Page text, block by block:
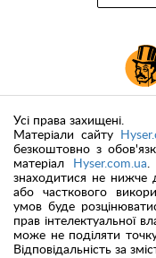
Усі права захищені.
Матеріали сайту
безкоштовно з
матеріал
Hyser.com.ua.
знаходитися не нижче
або часткового
умов буде
прав інтелектуальної
може не поділяти точку
Відповідальність за